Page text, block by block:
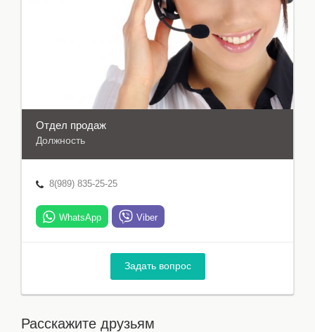
Отдел продаж
Должность
8(989) 835-25-25
WhatsApp Viber
Задать вопрос
Расскажите друзьям